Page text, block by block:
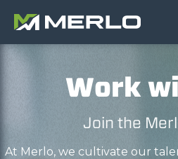
Work
Join the
At Merlo, we cultivate our